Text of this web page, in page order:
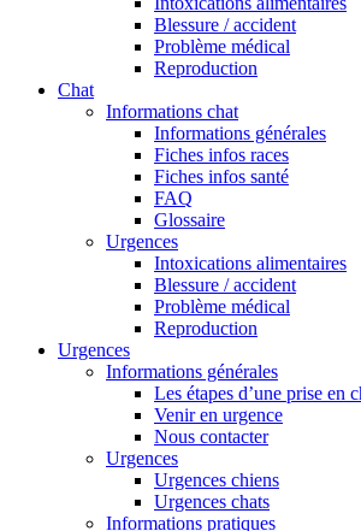
Blessure / accident
Problème médical
Reproduction
Chat
Informations chat
Informations générales
Fiches infos races
Fiches infos santé
FAQ
Glossaire
Urgences
Intoxications alimentaires
Blessure / accident
Problème médical
Reproduction
Urgences
Informations générales
Les étapes d’une prise en
Venir en urgence
Nous contacter
Urgences
Urgences chiens
Urgences chats
Informations pratiques